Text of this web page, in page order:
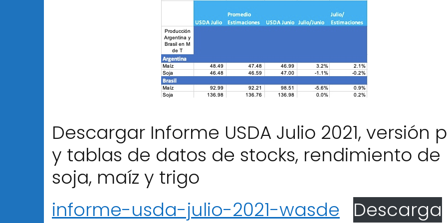
Descargar Informe USDA Julio 2021, versión
y tablas de datos de stocks, rendimiento de
soja, maíz y trigo
informe-usda-julio-2021-wasde Descarga